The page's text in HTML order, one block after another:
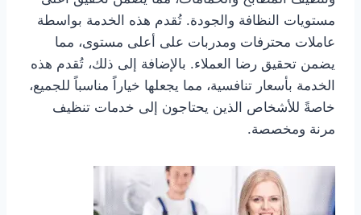
مستويات النظافة والجودة. تُقدم هذه الخدمة بواسطة
عاملات محترفات ومدربات على أعلى مستوى، مما
يضمن تحقيق رضا العملاء. بالإضافة إلى ذلك، تُقدم هذه
الخدمة بأسعار تنافسية، مما يجعلها خياراً مناسباً للجميع،
خاصةً للأشخاص الذين يحتاجون إلى خدمات تنظيف
مرنة ومخصصة.